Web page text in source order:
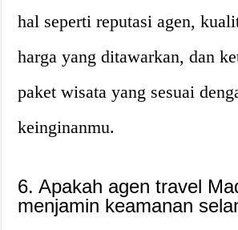
hal seperti reputasi agen,
harga yang ditawarkan, dan
paket wisata yang sesuai
keinginanmu.
6. Apakah agen travel
menjamin keamanan